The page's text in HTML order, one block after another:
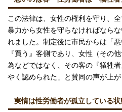
この法律は、女性の権利を守り、
暴力から女性を守らなければなら
れました。制定後に市民からは「
『買う』客側であり、女性（その
為などではなく、その客の『犠牲
やく認められた」と賛同の声が上が
実情は性労働者が孤立している状